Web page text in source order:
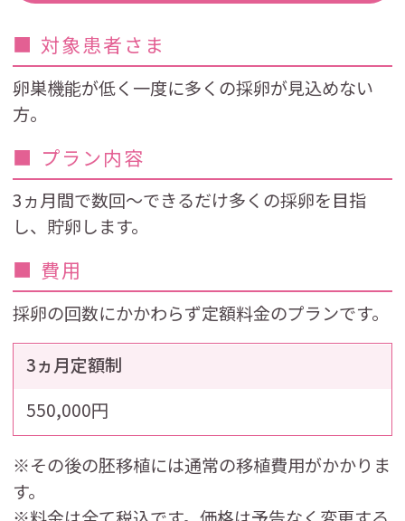
■ 対象患者さま
卵巣機能が低く一度に多くの採卵が見込めない
方。
■ プラン内容
3ヵ月間で数回～できるだけ多くの採卵を目指
し、貯卵します。
■ 費用
採卵の回数にかかわらず定額料金のプランです。
3ヵ月定額制
550,000円
※その後の胚移植には通常の移植費用がかかりま
す。